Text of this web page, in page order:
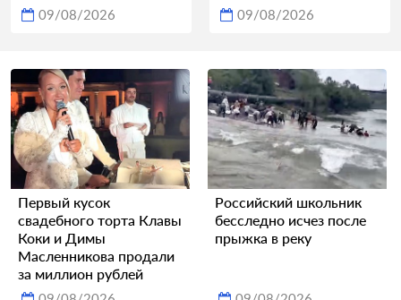
09/08/2026 09/08/2026
Первый кусок
свадебного торта Клавы
Коки и Димы
Масленникова продали
за миллион рублей
Российский школьник
бесследно исчез после
прыжка в реку